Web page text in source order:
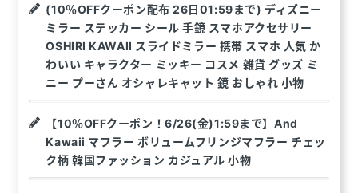
(10％OFFクーポン配布 26日01:59まで) ディズニー
ミラー ステッカー シール 手鏡 スマホアクセサリー
OSHIRI KAWAII スライドミラー 携帯 スマホ 人気 か
わいい キャラクター ミッキー コスメ 雑貨 グッズ ミ
ニー プーさん オシャレキャット 鏡 おしゃれ 小物
【10％OFFクーポン！6/26(金)1:59まで】And
Kawaii マフラー ボリュームフリンジマフラー チェッ
ク柄 韓国ファッション カジュアル 小物